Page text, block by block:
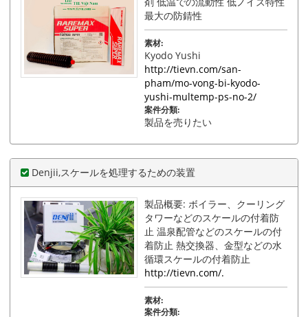
最大の防錆性
素材:
Kyodo Yushi
http://tievn.com/san-
pham/mo-vong-bi-kyodo-
yushi-multemp-ps-no-2/
案件分類:
製品を売りたい
Denjii,スケールを処理するための装置
製品概要: ボイラー、クーリング
タワーなどのスケールの付着防
止 温泉配管などのスケールの付
着防止 熱交換器、金型などの水
循環スケールの付着防止
http://tievn.com/.
素材:
案件分類: